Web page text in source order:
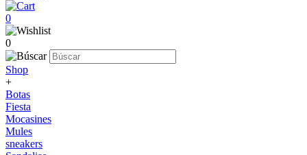
0
0
Shop
+
Botas
Fiesta
Mocasines
Mules
sneakers